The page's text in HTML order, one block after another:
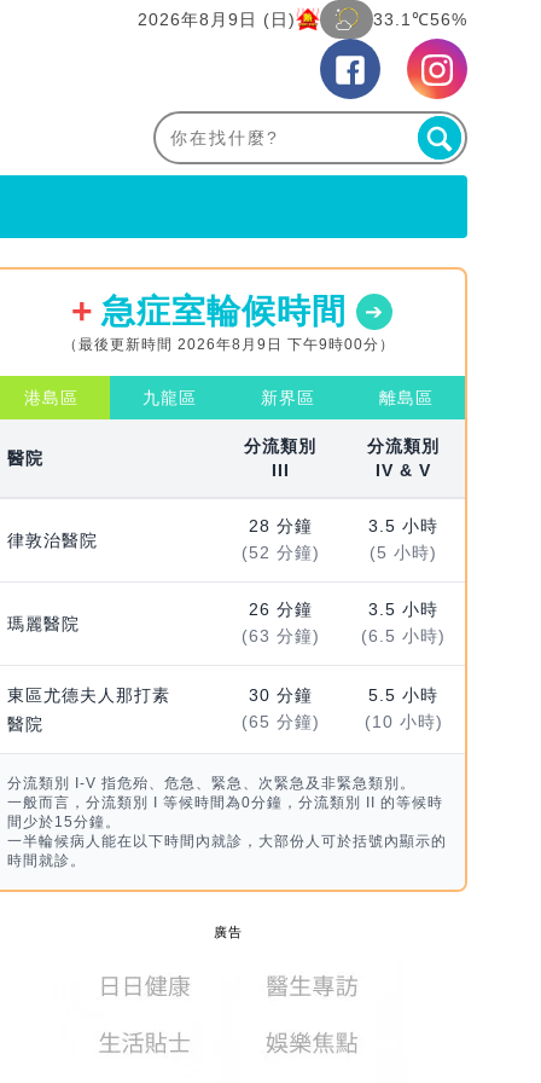
2026年8月9日 (日) 33.1℃56%
急症室輪候時間
（最後更新時間 2026年8月9日 下午9時00分）
港島區 九龍區 新界區 離島區
醫院
分流類別
III
分流類別
IV & V
律敦治醫院
28 分鐘
(52 分鐘)
3.5 小時
(5 小時)
瑪麗醫院
26 分鐘
(63 分鐘)
3.5 小時
(6.5 小時)
東區尤德夫人那打素
醫院
30 分鐘
(65 分鐘)
5.5 小時
(10 小時)
分流類別 I-V 指危殆、危急、緊急、次緊急及非緊急類別。
一般而言，分流類別 I 等候時間為0分鐘，分流類別 II 的等候時
間少於15分鐘。
一半輪候病人能在以下時間內就診，大部份人可於括號內顯示的
時間就診。
廣告